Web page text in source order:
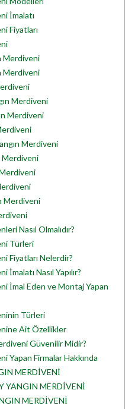
İmalatı
Fiyatları
Merdiveni
Merdiveni
Merdiveni
Merdiveni
Merdiveni
Merdiveni
Merdiveni
Nasıl Olmalıdır?
Türleri
Fiyatları Nelerdir?
Nasıl Yapılır?
İmal Eden ve Montaj Yapan
Türleri
Ait Özellikler
Güvenilir Midir?
Yapan Firmalar Hakkında
MERDİVENİ
YANGIN MERDİVENİ
MERDİVENİ